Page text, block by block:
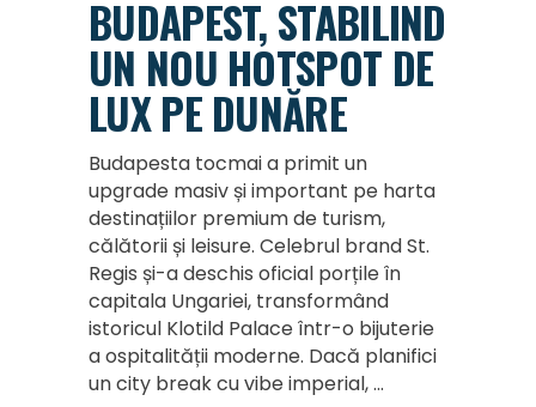
BUDAPEST, STABILIND
UN NOU HOTSPOT DE
LUX PE DUNĂRE
Budapesta tocmai a primit un
upgrade masiv și important pe harta
destinațiilor premium de turism,
călătorii și leisure. Celebrul brand St.
Regis și-a deschis oficial porțile în
capitala Ungariei, transformând
istoricul Klotild Palace într-o bijuterie
a ospitalității moderne. Dacă planifici
un city break cu vibe imperial,